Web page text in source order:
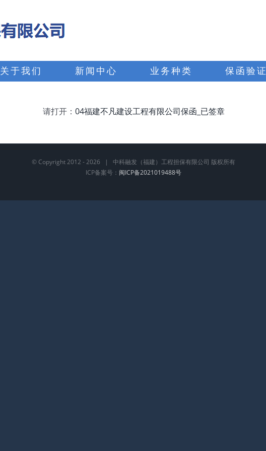
关于我们 新闻中心 业务种类 保函验证
请打开： 04福建不凡建设工程有限公司保函_已签章
© Copyright 2012 -2026 | 中科融发（福建）工程担保有限公司 版权所有
ICP备案号： 闽ICP备2021019488号